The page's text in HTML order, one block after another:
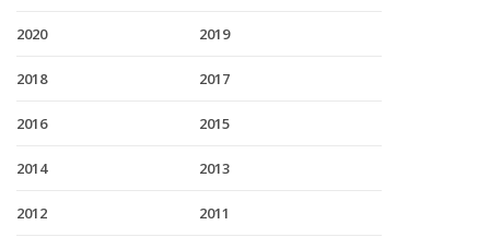
2020 2019
2018 2017
2016 2015
2014 2013
2012 2011